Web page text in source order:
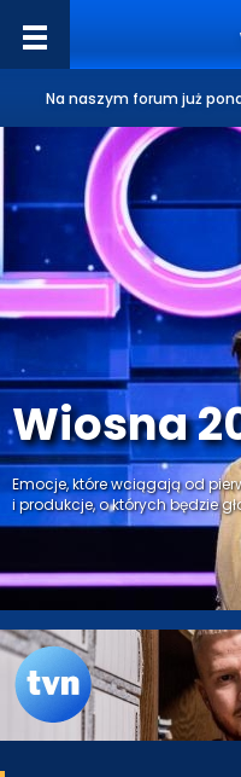
Na naszym forum już
Wiosna
Emocje, które wciągają od
i produkcje, o których będzie